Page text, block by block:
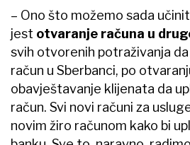
– Ono što možemo sada
jest otvaranje računa u
svih otvorenih potraživanja da
račun u Sberbanci, po
obavještavanje klijenata da
račun. Svi novi računi za
novim žiro računom kako bi